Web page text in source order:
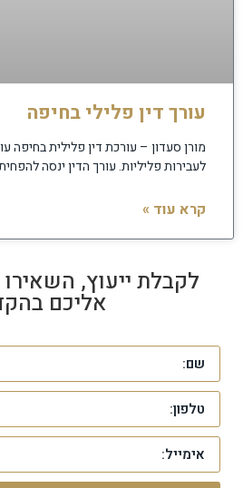
עורך דין פלילי בחיפה
מורן סעדון – עורכת דין פלילית בחיפה
לעבירות פליליות. עורך הדין ינסה
קרא עוד »
לקבלת ייעוץ, השאירו
אליכם